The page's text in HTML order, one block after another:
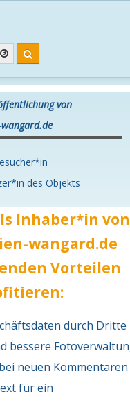
von
des Objekts
Inhaber*in von
wangard.de
Vorteilen
durch Dritte
bessere
neuen Kommentaren
für ein